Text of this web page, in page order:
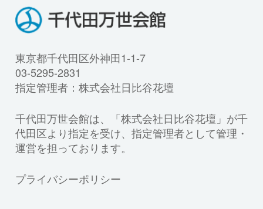
東京都千代田区外神田1-1-7
03-5295-2831
指定管理者：株式会社日比谷花壇
千代田万世会館は、「株式会社日比谷花壇」が千
代田区より指定を受け、指定管理者として管理・
運営を担っております。
プライバシーポリシー